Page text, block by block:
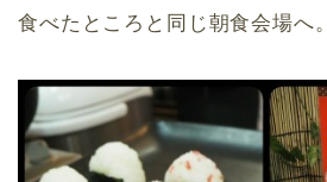
食べたところと同じ朝食会場へ。